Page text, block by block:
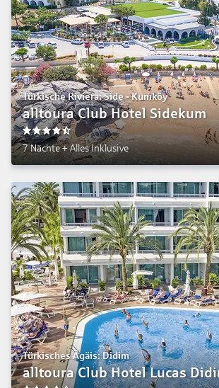
Türkische Riviera: Side - Kumköy
alltoura Club Hotel Sidekum
4.5
7 Nächte+Alles Inklusive
Türkisches Ägäis: Didim
alltoura Club Hotel Lucas